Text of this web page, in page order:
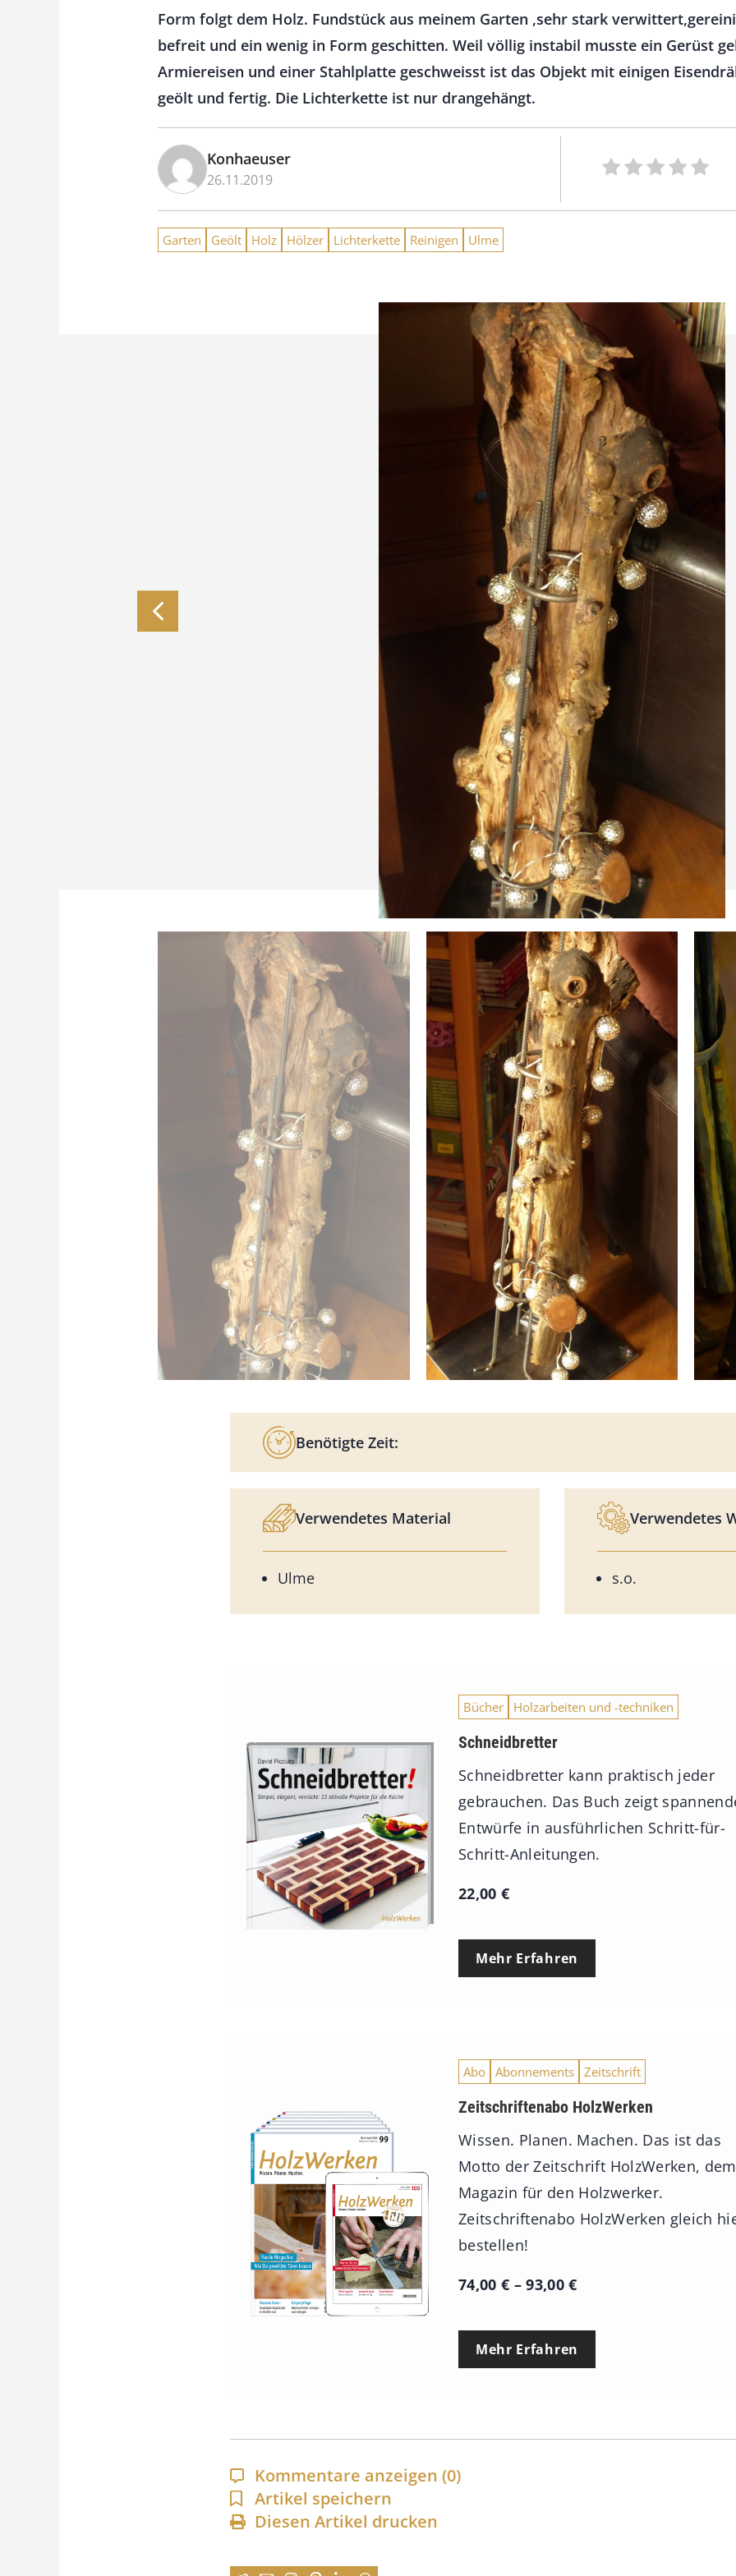
Form folgt dem Holz. Fundstück aus meinem Garten ,sehr stark
befreit und ein wenig in Form geschitten. Weil völlig instabil musste ein Gerüst
Armiereisen und einer Stahlplatte geschweisst ist das Objekt mit einigen
geölt und fertig. Die Lichterkette ist nur drangehängt.
Konhaeuser
26.11.2019
Garten Geölt Holz Hölzer Lichterkette Reinigen Ulme
Benötigte Zeit:
Verwendetes Material
Ulme
Verwendetes
s.o.
Bücher Holzarbeiten und -techniken
Schneidbretter
Schneidbretter kann praktisch jeder
gebrauchen. Das Buch zeigt
Entwürfe in ausführlichen Schritt-für-
Schritt-Anleitungen.
22,00 €
Mehr Erfahren
Abo Abonnements Zeitschrift
Zeitschriftenabo HolzWerken
Wissen. Planen. Machen. Das ist das
Motto der Zeitschrift HolzWerken, dem
Magazin für den Holzwerker.
Zeitschriftenabo HolzWerken gleich
bestellen!
74,00 € –93,00€P
e
p
Mehr Erfahren
Kommentare anzeigen (0)
Artikel speichern
Diesen Artikel drucken